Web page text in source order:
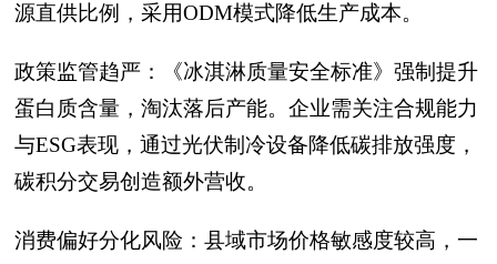
源直供比例，采用ODM模式降低生产成本。
政策监管趋严：《冰淇淋质量安全标准》强制提升
蛋白质含量，淘汰落后产能。企业需关注合规能力
与ESG表现，通过光伏制冷设备降低碳排放强度，
碳积分交易创造额外营收。
消费偏好分化风险：县域市场价格敏感度较高，一